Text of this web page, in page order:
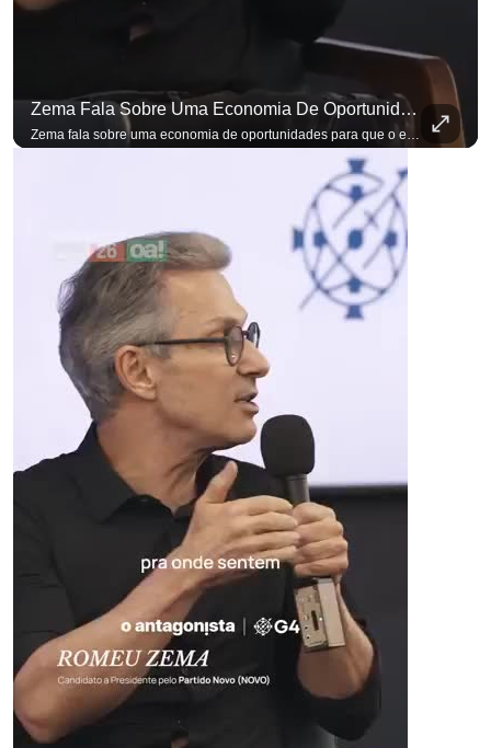
Zema Fala Sobre Uma Economia De Oportunidades Para O Empresário
Zema fala sobre uma economia de oportunidades para que o empresário brasileiro não precise sair do país para manter o crescimento do seu negócio. A primeira Sabatina Presidencial em que as perguntas não vieram de assessores, partidos ou jornalistas. Vieram de uma pesquisa com empresários brasileiros. Imposto, juro, custo de contratar. Cada candidato frente a frente com quem move a economia do país. Se você busca informação com credibilidade, inscreva-se agora e ative o